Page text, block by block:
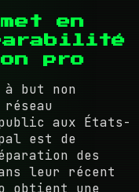
en
pro
but non
aux États-
est de
des
leur récent
obtient une